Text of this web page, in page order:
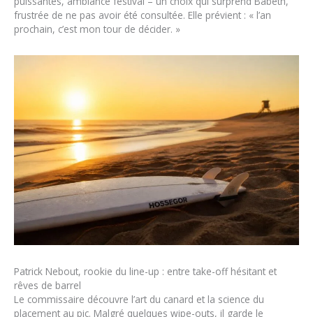
frustrée de ne pas avoir été consultée. Elle prévient : « l’an
prochain, c’est mon tour de décider. »
Patrick Nebout, rookie du line-up : entre take-off hésitant et
rêves de barrel
Le commissaire découvre l’art du canard et la science du
placement au pic. Malgré quelques wipe-outs, il garde le